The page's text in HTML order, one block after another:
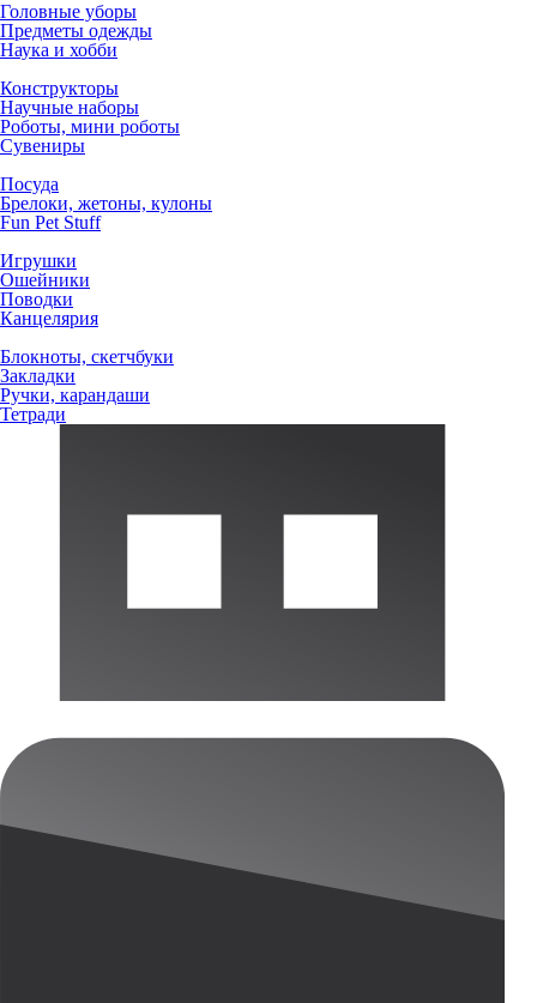
Головные уборы
Предметы одежды
Наука и хобби
Конструкторы
Научные наборы
Роботы, мини роботы
Сувениры
Посуда
Брелоки, жетоны, кулоны
Fun Pet Stuff
Игрушки
Ошейники
Поводки
Канцелярия
Блокноты, скетчбуки
Закладки
Ручки, карандаши
Тетради